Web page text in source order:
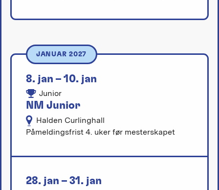
JANUAR 2027
8. jan – 10. jan
Junior
NM Junior
Halden Curlinghall
Påmeldingsfrist 4. uker før mesterskapet
28. jan – 31. jan